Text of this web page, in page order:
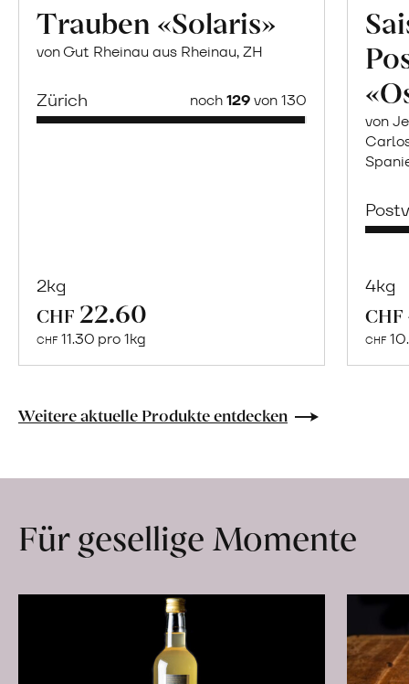
Trauben «Solaris»
von Gut Rheinau aus Rheinau, ZH
Zürich noch129von 130
2kg
CHF 22.60
CHF 11.30 pro 1kg
Naturbelassene
Lebensmittel
Hof
erfahren
von
4kg
CHF
CHF
Weitere aktuelle Produkte entdecken
Für gesellige Momente